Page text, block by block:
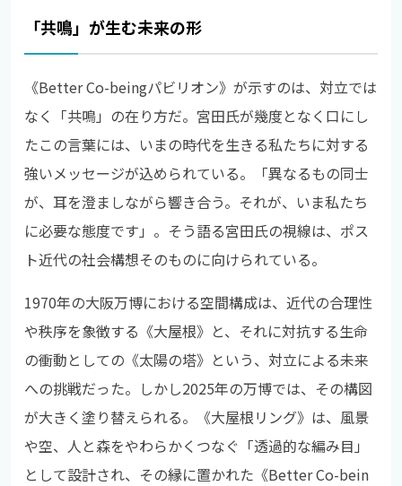
「共鳴」が生む未来の形
《Better Co-beingパビリオン》が示すのは、対立では
なく「共鳴」の在り方だ。宮田氏が幾度となく口にし
たこの言葉には、いまの時代を生きる私たちに対する
強いメッセージが込められている。「異なるもの同士
が、耳を澄ましながら響き合う。それが、いま私たち
に必要な態度です」。そう語る宮田氏の視線は、ポス
ト近代の社会構想そのものに向けられている。
1970年の大阪万博における空間構成は、近代の合理性
や秩序を象徴する《大屋根》と、それに対抗する生命
の衝動としての《太陽の塔》という、対立による未来
への挑戦だった。しかし2025年の万博では、その構図
が大きく塗り替えられる。《大屋根リング》は、風景
や空、人と森をやわらかくつなぐ「透過的な編み目」
として設計され、その縁に置かれた《Better Co-bein